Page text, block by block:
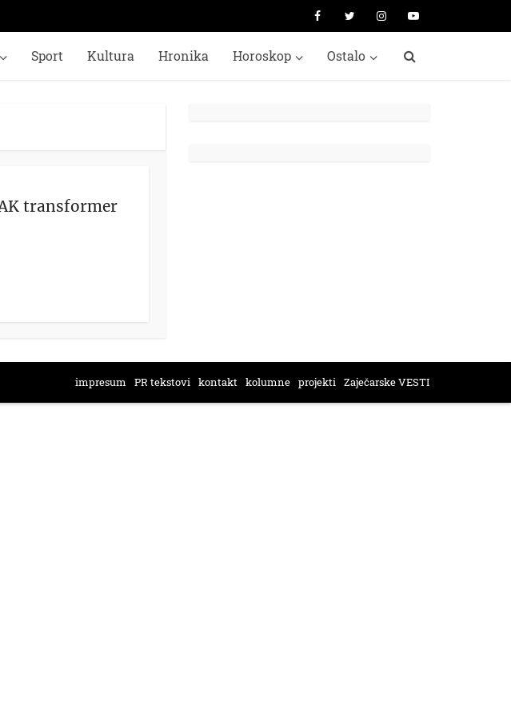
Sport Kultura Hronika Horoskop Ostalo
transformer
impresum PR tekstovi kontakt kolumne projekti Zaječarske VESTI